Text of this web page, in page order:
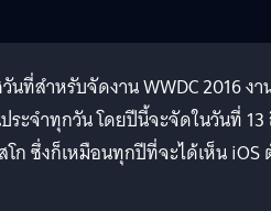
นที่สำหรับจัดงาน WWDC 2016 งา
ะจำทุกวัน โดยปีนี้จะจัดในวันที่ 13
ก ซึ่งก็เหมือนทุกปีที่จะได้เห็น iOS